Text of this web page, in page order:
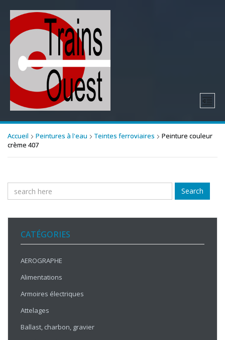
Accueil Peintures à l'eau Teintes ferroviaires
Peinture couleur
crème 407
Search
CATÉGORIES
AEROGRAPHE
Alimentations
Armoires électriques
Attelages
Ballast, charbon, gravier